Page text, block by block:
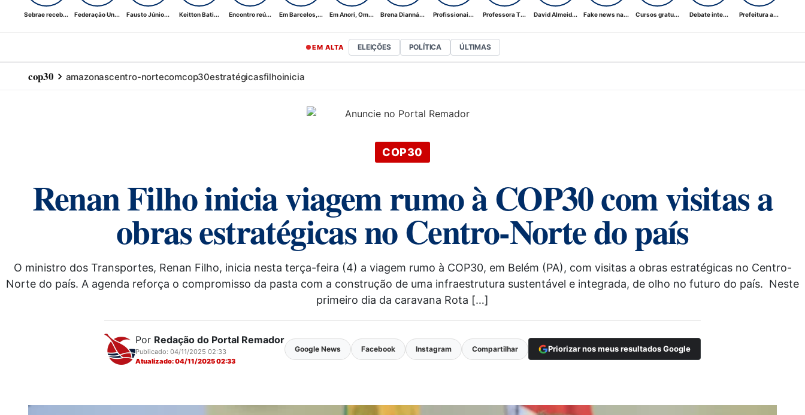
Sebrae receb... Federação Un... Fausto Júnio... Keitton Bati... Encontro reú... Em Barcelos,... Em Anori, Om... Brena Dianná... Profissionai... Professora T... David Almeid... Fake news na... Cursos gratu... Debate inte... Prefeitura a...
EM ALTA ELEIÇÕES POLÍTICA ÚLTIMAS
cop30 amazonascentro-nortecomcop30estratégicasfilhoinicia
COP30
Renan Filho inicia viagem rumo à COP30 com visitas a
obras estratégicas no Centro-Norte do país
O ministro dos Transportes, Renan Filho, inicia nesta terça-feira (4) a viagem rumo à COP30, em Belém (PA), com visitas a obras estratégicas no Centro-
Norte do país. A agenda reforça o compromisso da pasta com a construção de uma infraestrutura sustentável e integrada, de olho no futuro do país. Neste
primeiro dia da caravana Rota […]
Por Redação do Portal Remador
Publicado: 04/11/2025 02:33
Atualizado: 04/11/2025 02:33
Google News Facebook Instagram Compartilhar Priorizar nos meus resultados Google